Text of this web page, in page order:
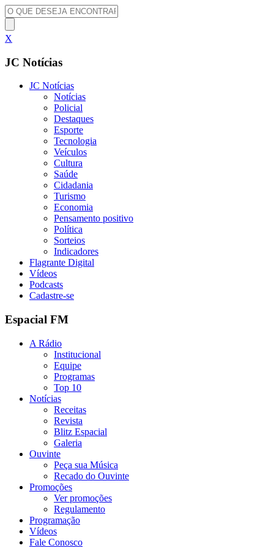
X
JC Notícias
JC Notícias
Notícias
Policial
Destaques
Esporte
Tecnologia
Veículos
Cultura
Saúde
Cidadania
Turismo
Economia
Pensamento positivo
Política
Sorteios
Indicadores
Flagrante Digital
Vídeos
Podcasts
Cadastre-se
Espacial FM
A Rádio
Institucional
Equipe
Programas
Top 10
Notícias
Receitas
Revista
Blitz Espacial
Galeria
Ouvinte
Peça sua Música
Recado do Ouvinte
Promoções
Ver promoções
Regulamento
Programação
Vídeos
Fale Conosco